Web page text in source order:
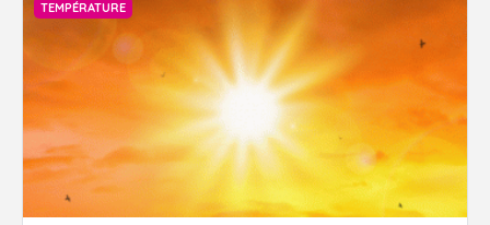
TEMPÉRATURE